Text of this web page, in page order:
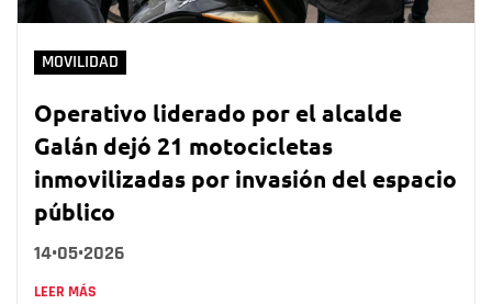
MOVILIDAD
Operativo liderado por el alcalde
Galán dejó 21 motocicletas
inmovilizadas por invasión del espacio
público
14•05•2026
LEER MÁS